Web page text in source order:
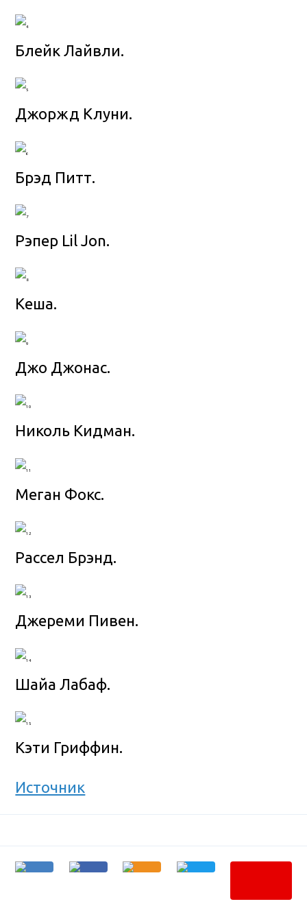
Блейк Лайвли.
Джоржд Клуни.
Брэд Питт.
Рэпер Lil Jon.
Кеша.
Джо Джонас.
Николь Кидман.
Меган Фокс.
Рассел Брэнд.
Джереми Пивен.
Шайа Лабаф.
Кэти Гриффин.
Источник